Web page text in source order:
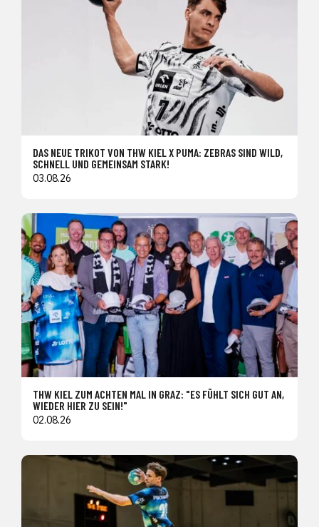
DAS NEUE TRIKOT VON THW KIEL X PUMA: ZEBRAS SIND WILD,
SCHNELL UND GEMEINSAM STARK!
03.08.26
THW KIEL ZUM ACHTEN MAL IN GRAZ: "ES FÜHLT SICH GUT AN,
WIEDER HIER ZU SEIN!"
02.08.26